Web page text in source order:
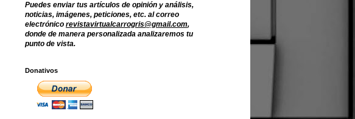
Puedes enviar tus artículos de opinión y análisis,
noticias, imágenes, peticiones, etc. al correo
electrónico revistavirtualcarrogris@gmail.com,
donde de manera personalizada analizaremos tu
punto de vista.
Donativos